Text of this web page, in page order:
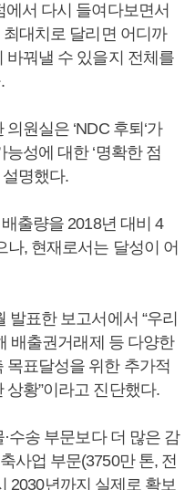
에서 다시 들여다보면서
대치로 달리면 어디까
바꿔낼 수 있을지 전체를
의원실은 ‘NDC 후퇴‘가
성에 대한 ‘명확한 점
명했다.
출량을 2018년 대비 4
, 현재로서는 달성이 어
표한 보고서에서 “우리
배출권거래제 등 다양한
목표달성을 위한 추가적
황”이라고 진단했다.
수송 부문보다 더 많은 감
사업 부문(3750만 톤, 전
2030년까지 실제로 확보